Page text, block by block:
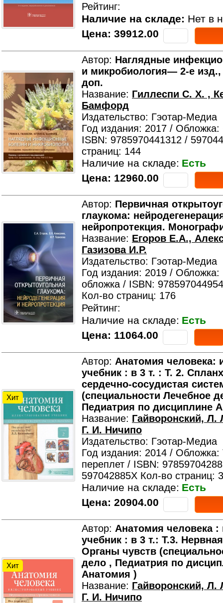
Рейтинг:
Наличие на складе: Нет в
Цена: 39912.00
Автор: Наглядные
и микробиология— 2-е изд.,
доп.
Название: Гиллеспи С. Х. ,
Бамфорд
Издательство: Гэотар-Медиа
Год издания: 2017 /
ISBN: 9785970441312 /
страниц: 144
Наличие на складе: Есть
Цена: 12960.00
Автор: Первичная
глаукома:
нейропротекция.
Название: Егоров Е.А.,
Газизова И.Р.
Издательство: Гэотар-Медиа
Год издания: 2019 / Обложка:
обложка / ISBN:
Кол-во страниц: 176
Рейтинг:
Наличие на складе: Есть
Цена: 11064.00
Хит
Автор: Анатомия человека:
учебник : в 3 т. : Т. 2.
сердечно-сосудистая
(специальности Лечебное
Педиатрия по дисциплине
Название: Гайворонский, Л.
Г. И. Ничипо
Издательство: Гэотар-Медиа
Год издания: 2014 /
переплет / ISBN:
597042885X Кол-во страниц:
Наличие на складе: Есть
Цена: 20904.00
Хит
Автор: Анатомия человека
учебник : в 3 т.: Т.3.
Органы чувств
дело , Педиатрия по
Анатомия )
Название: Гайворонский, Л.
Г. И. Ничипо